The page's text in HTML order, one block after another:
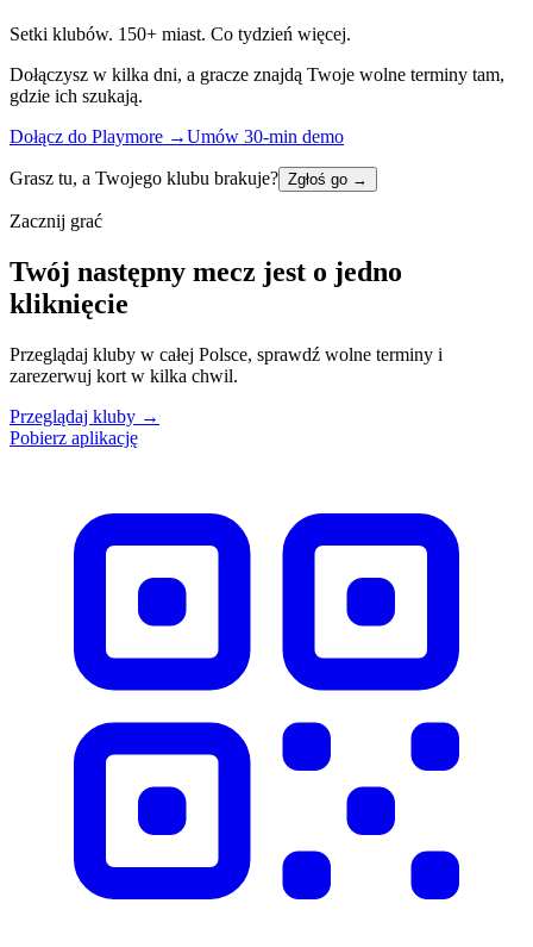
Setki klubów. 150+ miast. Co tydzień więcej.
Dołączysz w kilka dni, a gracze znajdą Twoje wolne terminy tam,
gdzie ich szukają.
Dołącz do Playmore →Umów 30-min demo
Grasz tu, a Twojego klubu brakuje? Zgłoś go →
Zacznij grać
Twój następny mecz jest o jedno
kliknięcie
Przeglądaj kluby w całej Polsce, sprawdź wolne terminy i
zarezerwuj kort w kilka chwil.
Przeglądaj kluby →
Pobierz aplikację